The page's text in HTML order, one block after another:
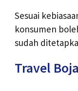
Sesuai
konsumen
sudah
Travel